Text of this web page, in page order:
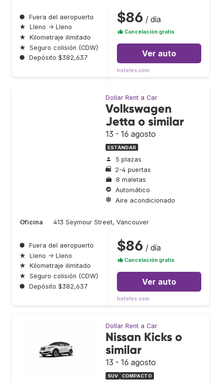
● Fuera del aeropuerto
★ Lleno → Lleno
★ Kilometraje ilimitado
★ Seguro colisión (CDW)
● Depósito $382,637
$86 / día
Cancelación gratis
Ver auto
hoteles.com
Dollar Rent a Car
Volkswagen
Jetta o similar
13 - 16 agosto
ESTÁNDAR
5 plazas
2-4 puertas
8 maletas
Automático
Aire acondicionado
Oficina 413 Seymour Street, Vancouver
● Fuera del aeropuerto
★ Lleno → Lleno
★ Kilometraje ilimitado
★ Seguro colisión (CDW)
● Depósito $382,637
$86 / día
Cancelación gratis
Ver auto
hoteles.com
Dollar Rent a Car
Nissan Kicks o
similar
13 - 16 agosto
SUV COMPACTO